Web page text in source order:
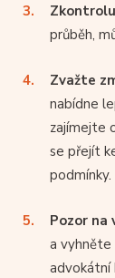
průběh,
Zvažte
nabídne
zajímejte
se přejít
podmínky.
Pozor na
a vyhněte
advokátní